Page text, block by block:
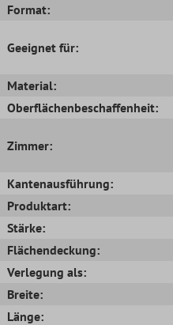
Format:
Geeignet für:
Material:
Oberflächenbeschaffenheit:
Zimmer:
Kantenausführung:
Produktart:
Stärke:
Flächendeckung:
Verlegung als:
Breite:
Länge: